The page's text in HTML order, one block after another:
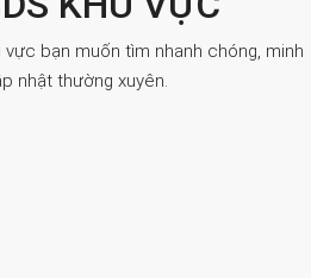
bạn muốn tìm nhanh chóng, minh
nhật thường xuyên.